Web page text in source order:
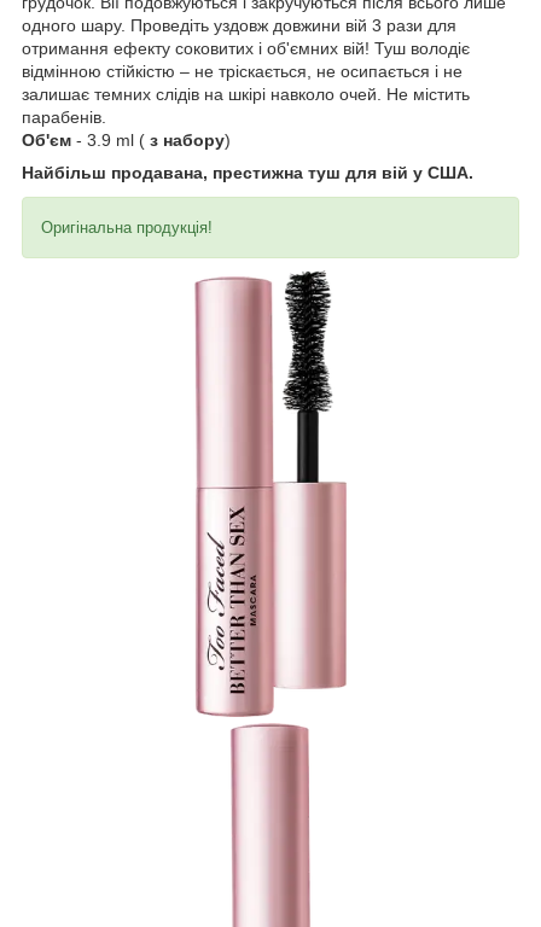
одного шару. Проведіть уздовж довжини вій 3 рази для
отримання ефекту соковитих і об'ємних вій! Туш володіє
відмінною стійкістю – не тріскається, не осипається і не
залишає темних слідів на шкірі навколо очей. Не містить
парабенів.
Об'єм - 3.9 ml ( з набору)
Найбільш продавана, престижна туш для вій у США.
Оригінальна продукція!